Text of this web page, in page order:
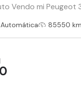
Vendo mi Peugeot
Automática 85550 km